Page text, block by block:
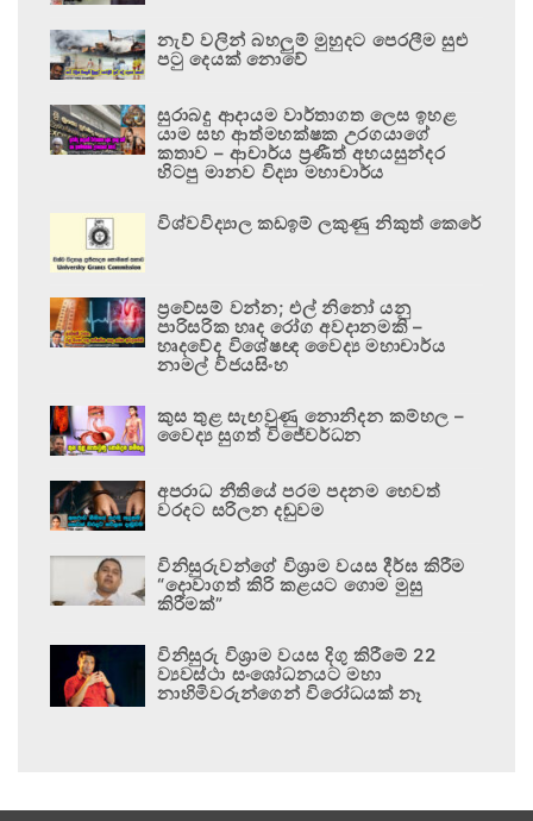
නැව් වලින් බහලුම් මුහුදට පෙරලීම සුළු
පටු දෙයක් නොවේ
සුරාබදු ආදායම වාර්තාගත ලෙස ඉහළ
යාම සහ ආත්මභක්ෂක උරගයාගේ
කතාව – ආචාර්ය ප්‍රණීත් අභයසුන්දර
හිටපු මානව විද්‍යා මහාචාර්ය
විශ්වවිද්‍යාල කඩඉම් ලකුණු නිකුත් කෙරේ
ප්‍රවේසම් වන්න; එල් නිනෝ යනු
පාරිසරික හෘද රෝග අවදානමකි –
හෘදවේද විශේෂඥ වෛද්‍ය මහාචාර්ය
නාමල් විජයසිංහ
කුස තුළ සැඟවුණු නොනිදන කම්හල –
වෛද්‍ය සුගත් විජේවර්ධන
අපරාධ නීතියේ පරම පදනම හෙවත්
වරදට සරිලන දඬුවම
විනිසුරුවන්ගේ විශ්‍රාම වයස දීර්ඝ කිරීම
“දොවාගත් කිරි කළයට ගොම මුසු
කිරීමක්”
විනිසුරු විශ්‍රාම වයස දිගු කිරීමේ 22
ව්‍යවස්ථා සංශෝධනයට මහා
නාහිමිවරුන්ගෙන් විරෝධයක් නෑ